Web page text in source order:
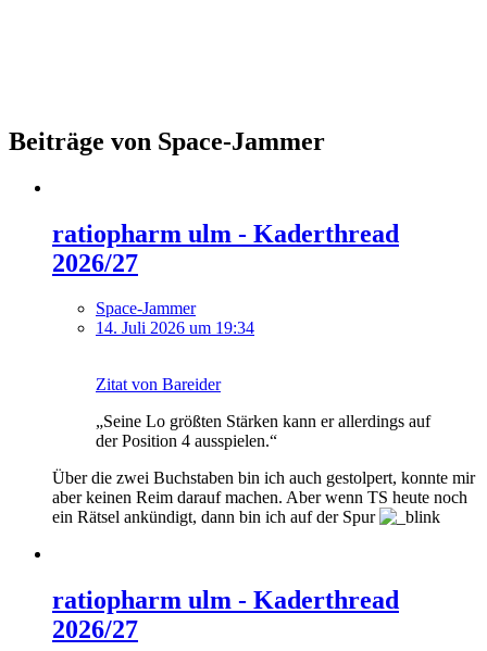
Beiträge von Space-Jammer
ratiopharm ulm - Kaderthread
2026/27
Space-Jammer
14. Juli 2026 um 19:34
Zitat von Bareider
„Seine Lo größten Stärken kann er allerdings auf
der Position 4 ausspielen.“
Über die zwei Buchstaben bin ich auch gestolpert, konnte mir
aber keinen Reim darauf machen. Aber wenn TS heute noch
ein Rätsel ankündigt, dann bin ich auf der Spur
ratiopharm ulm - Kaderthread
2026/27